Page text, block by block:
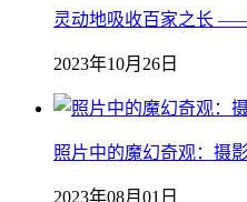
灵动地吸收百家之长
2023年10月26日
照片中的魔幻奇观：摄
2023年08月01日